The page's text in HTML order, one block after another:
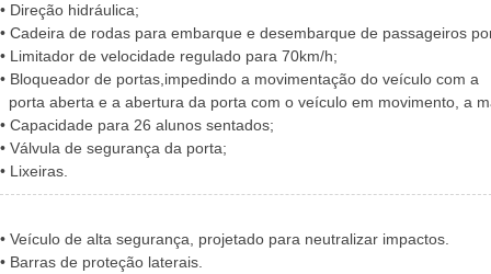
• Direção hidráulica;
• Cadeira de rodas para embarque e desembarque de passageiros
• Limitador de velocidade regulado para 70km/h;
• Bloqueador de portas,impedindo a movimentação do veículo com a
porta aberta e a abertura da porta com o veículo em movimento, a
• Capacidade para 26 alunos sentados;
• Válvula de segurança da porta;
• Lixeiras.
• Veículo de alta segurança, projetado para neutralizar impactos.
• Barras de proteção laterais.